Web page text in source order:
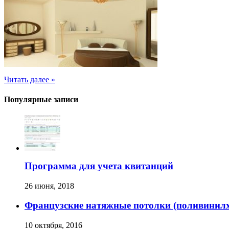
Читать далее »
Популярные записи
Программа для учета квитанций
26 июня, 2018
Французские натяжные потолки
10 октября, 2016